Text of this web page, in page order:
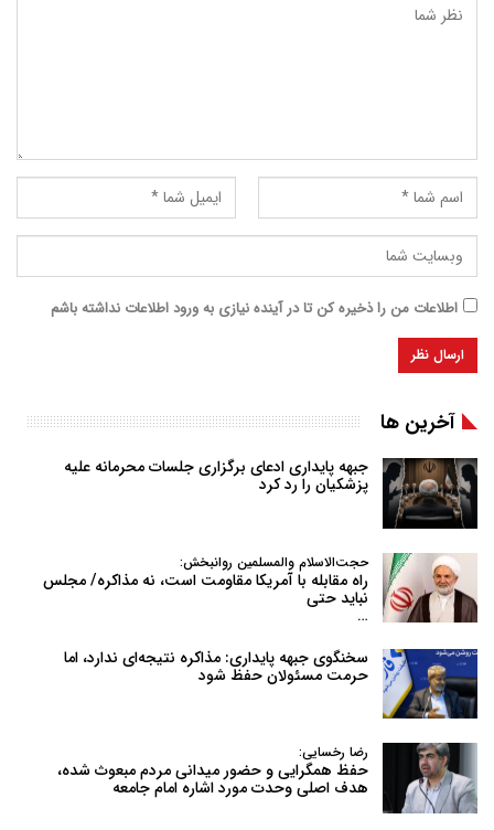
اطلاعات من را ذخیره کن تا در آینده نیازی به ورود اطلاعات نداشته باشم
آخرین ها
جبهه پایداری ادعای برگزاری جلسات محرمانه علیه
پزشکیان را رد کرد
حجت‌الاسلام والمسلمین روانبخش:
راه مقابله با آمریکا مقاومت است، نه مذاکره/ مجلس
نباید حتی
…
سخنگوی جبهه پایداری: مذاکره نتیجه‌ای ندارد، اما
حرمت مسئولان حفظ شود
رضا رخسایی:
حفظ همگرایی و حضور میدانی مردم مبعوث شده،
هدف اصلی وحدت مورد اشاره امام جامعه